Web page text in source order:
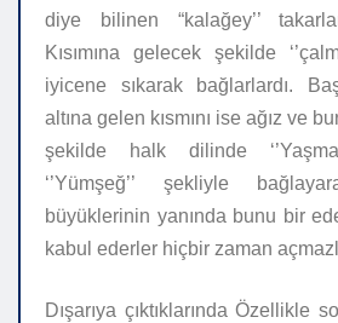
diye bilinen “kalağey’’
Kısımına gelecek şekilde
iyicene sıkarak bağlarlardı.
altına gelen kısmını ise ağız ve
şekilde halk dilinde
‘’Yümşeğ’’ şekliyle
büyüklerinin yanında bunu bir
kabul ederler hiçbir zaman
Dışarıya çıktıklarında Özellikle